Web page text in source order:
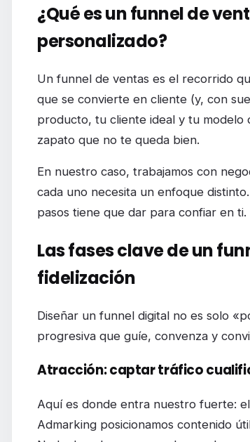
¿Qué es un funnel de
personalizado?
Un funnel de ventas es el recorrido
que se convierte en cliente (y, con
producto, tu cliente ideal y tu modelo
zapato que no te queda bien.
En nuestro caso, trabajamos con
cada uno necesita un enfoque
pasos tiene que dar para confiar en ti.
Las fases clave de un
fidelización
Diseñar un funnel digital no es solo
progresiva que guíe, convenza y
Atracción: captar tráfico
Aquí es donde entra nuestro fuerte:
Admarking posicionamos contenido